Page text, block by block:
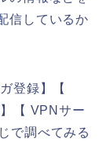
信しているか
登録】【
【 VPNサー
で調べてみる